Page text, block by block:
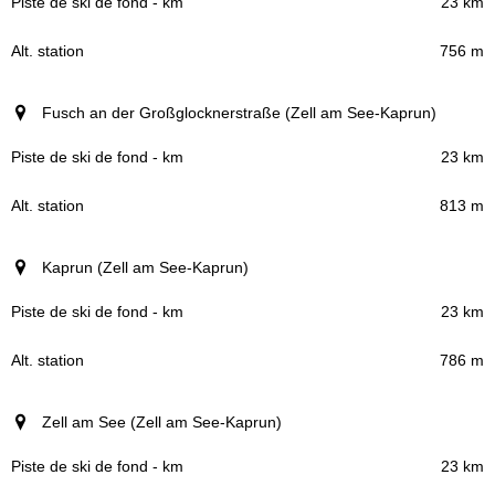
756 m
Fusch an der Großglocknerstraße (Zell am See-Kaprun)
23 km
813 m
Kaprun (Zell am See-Kaprun)
23 km
786 m
Zell am See (Zell am See-Kaprun)
23 km